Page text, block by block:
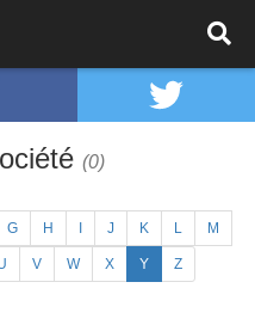
(0)
G H J K L M
V W X Y Z